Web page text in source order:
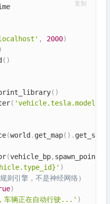
, 2000)
( )
( )
( 'vehicle.tesla.model3'
(world . get_map( ) .
(vehicle_bp, spawn_point
)
则引擎，不是神经网络）
)
车辆正在自动行驶...' )
复制